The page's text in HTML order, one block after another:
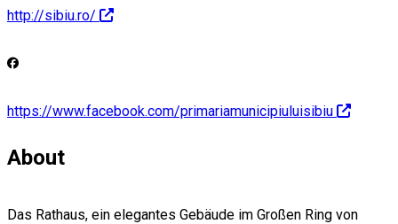
http://sibiu.ro/
https://www.facebook.com/primariamunicipiuluisibiu
About
Das Rathaus, ein elegantes Gebäude im Großen Ring von